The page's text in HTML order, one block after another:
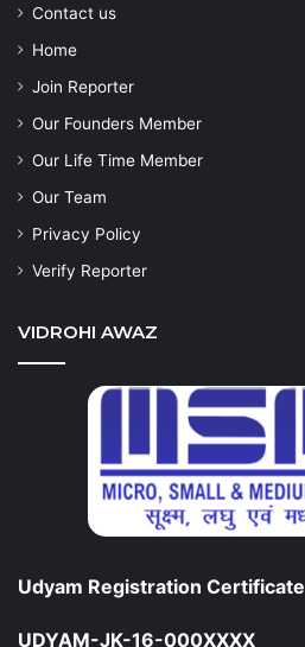
Contact us
Home
Join Reporter
Our Founders Member
Our Life Time Member
Our Team
Privacy Policy
Verify Reporter
VIDROHI AWAZ
Udyam Registration Certificate
UDYAM-JK-16-000XXXX